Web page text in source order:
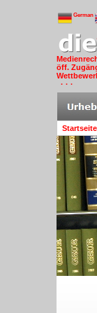
German
öff.
· · ·
Startseite